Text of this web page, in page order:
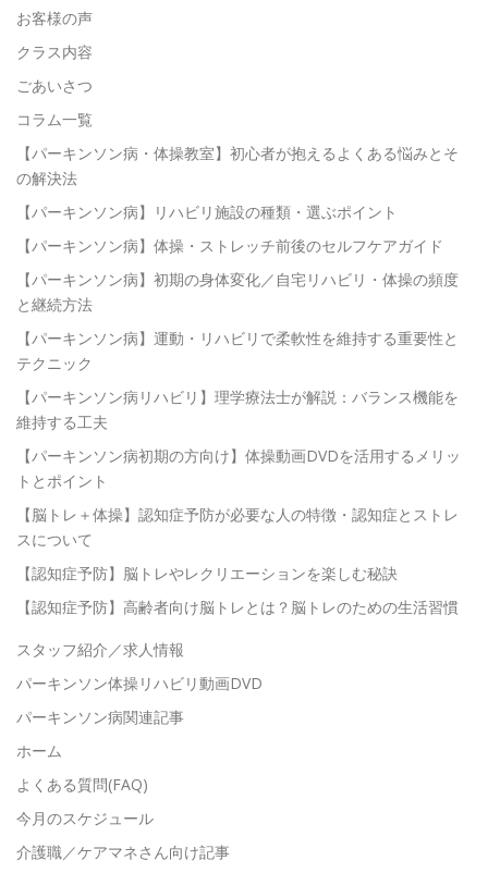
お客様の声
クラス内容
ごあいさつ
コラム一覧
【パーキンソン病・体操教室】初心者が抱えるよくある悩みとそ
の解決法
【パーキンソン病】リハビリ施設の種類・選ぶポイント
【パーキンソン病】体操・ストレッチ前後のセルフケアガイド
【パーキンソン病】初期の身体変化／自宅リハビリ・体操の頻度
と継続方法
【パーキンソン病】運動・リハビリで柔軟性を維持する重要性と
テクニック
【パーキンソン病リハビリ】理学療法士が解説：バランス機能を
維持する工夫
【パーキンソン病初期の方向け】体操動画DVDを活用するメリッ
トとポイント
【脳トレ＋体操】認知症予防が必要な人の特徴・認知症とストレ
スについて
【認知症予防】脳トレやレクリエーションを楽しむ秘訣
【認知症予防】高齢者向け脳トレとは？脳トレのための生活習慣
スタッフ紹介／求人情報
パーキンソン体操リハビリ動画DVD
パーキンソン病関連記事
ホーム
よくある質問(FAQ)
今月のスケジュール
介護職／ケアマネさん向け記事